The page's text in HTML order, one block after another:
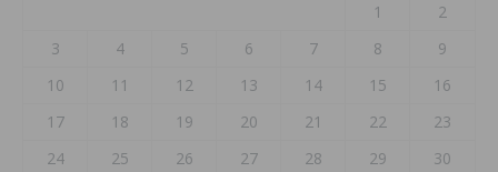
1
2
3
4 5 6 7 8
9
10
11 12 13 14 15
16
17
18 19 20 21 22
23
24
25 26 27 28 29
30